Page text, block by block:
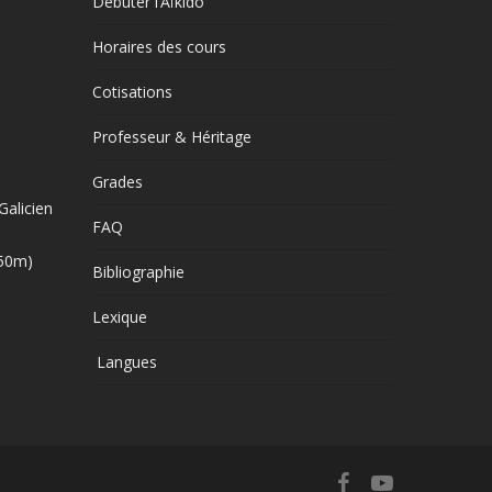
Horaires des cours
Cotisations
Professeur & Héritage
Grades
FAQ
Bibliographie
Lexique
Langues